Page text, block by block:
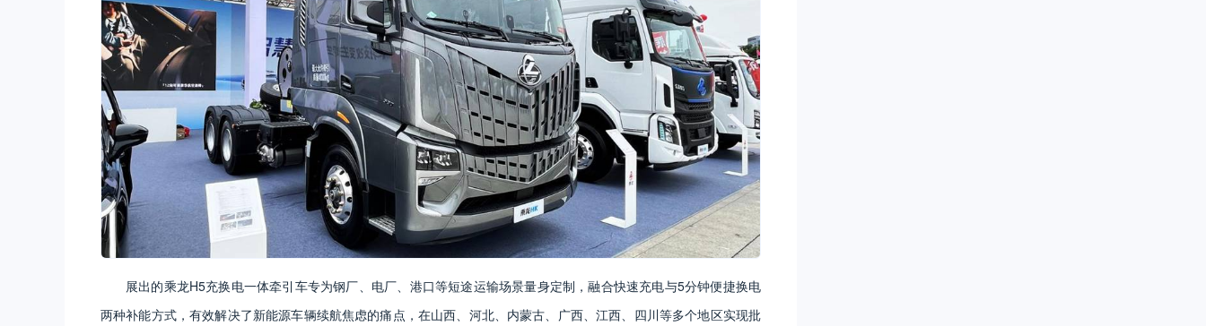
展出的乘龙H5充换电一体牵引车专为钢厂、‌电厂、‌港口等短途运输场景量身定制，融合快速充电与5分钟便捷换电
两种补能方式，有效解决了新能源车辆续航焦虑的痛点，在山西、河北、内蒙古、广西、江西、四川等多个地区实现批